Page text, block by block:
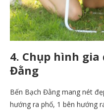
4. Chụp hình
Đằng
Bến Bạch Đằng mang nét
hướng ra phố, 1 bên hướng